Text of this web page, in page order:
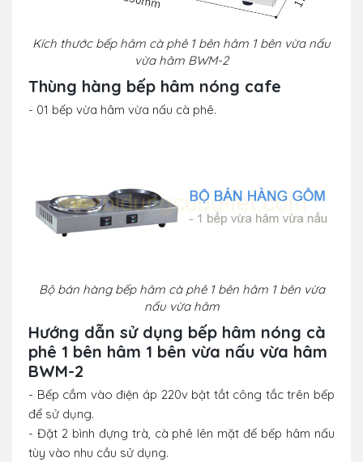
Kích thước bếp hâm cà phê 1 bên hâm 1 bên vừa nấu
vừa hâm BWM-2
Thùng hàng bếp hâm nóng cafe
- 01 bếp vừa hâm vừa nấu cà phê.
Bộ bán hàng bếp hâm cà phê 1 bên hâm 1 bên vừa
nấu vừa hâm
Hướng dẫn sử dụng bếp hâm nóng cà
phê 1 bên hâm 1 bên vừa nấu vừa hâm
BWM-2
- Bếp cắm vào điện áp 220v bật tắt công tắc trên bếp
để sử dụng.
- Đặt 2 bình đựng trà, cà phê lên mặt đế bếp hâm nấu
tùy vào nhu cầu sử dụng.